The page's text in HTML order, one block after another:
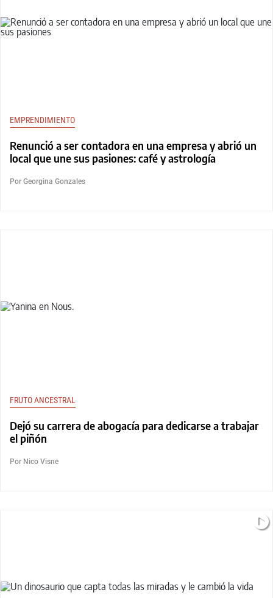
EMPRENDIMIENTO
Renunció a ser contadora en una empresa y abrió un
local que une sus pasiones: café y astrología
Por Georgina Gonzales
FRUTO ANCESTRAL
Dejó su carrera de abogacía para dedicarse a trabajar
el piñón
Por Nico Visne